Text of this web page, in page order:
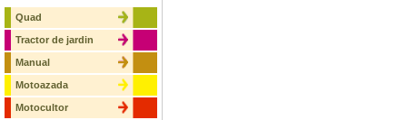
Quad
Tractor de jardin
Manual
Motoazada
Motocultor